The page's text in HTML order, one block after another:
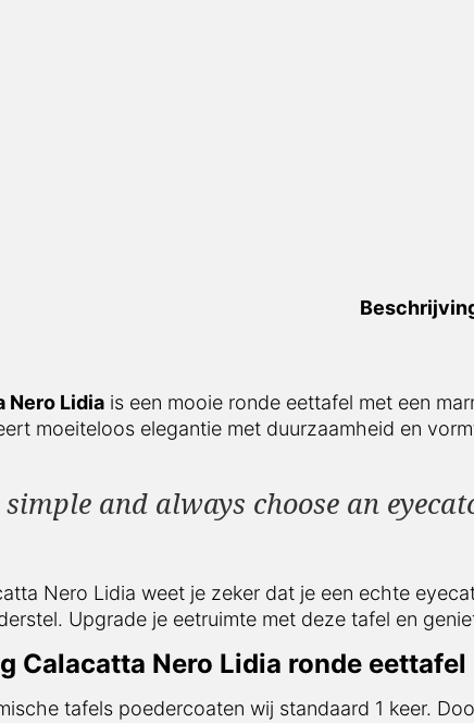
Nero Lidiais een mooie ronde eettafel met een
elegantie met duurzaamheid en vormt een
and always choose an
Nero Lidia weet je zeker dat je een echte
je eetruimte met deze tafel en geniet van de
Calacatta Nero Lidia ronde eettafel
tafels poedercoaten wij standaard 1 keer.